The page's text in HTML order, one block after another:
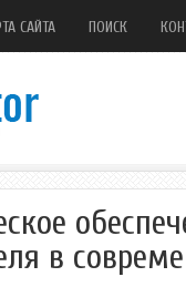
САЙТА ПОИСК
в